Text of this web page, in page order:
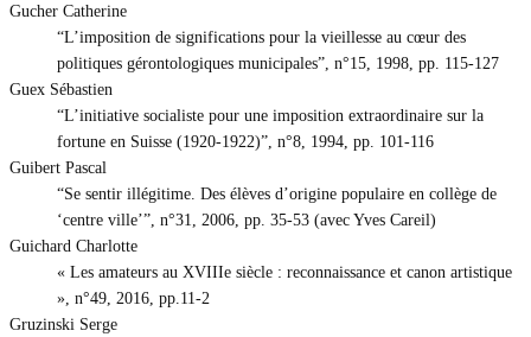
Gucher Catherine
“L’imposition de significations pour la vieillesse au cœur des
politiques gérontologiques municipales”, n°15, 1998, pp. 115-127
Guex Sébastien
“L’initiative socialiste pour une imposition extraordinaire sur la
fortune en Suisse (1920-1922)”, n°8, 1994, pp. 101-116
Guibert Pascal
“Se sentir illégitime. Des élèves d’origine populaire en collège de
‘centre ville’”, n°31, 2006, pp. 35-53 (avec Yves Careil)
Guichard Charlotte
« Les amateurs au XVIIIe siècle : reconnaissance et canon artistique
», n°49, 2016, pp.11-2
Gruzinski Serge